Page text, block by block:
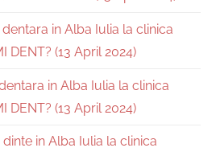
in Alba Iulia la clinica
(13 April 2024)
in Alba Iulia la clinica
(13 April 2024)
in Alba Iulia la clinica